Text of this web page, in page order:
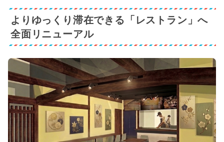
よりゆっくり滞在できる「レストラン」へ
全面リニューアル